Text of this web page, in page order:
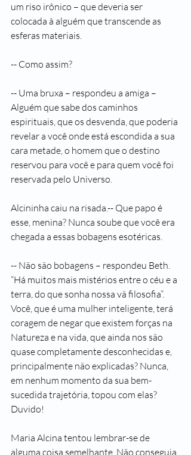
um riso irônico – que deveria ser
colocada à alguém que transcende as
esferas materiais.
-- Como assim?
-- Uma bruxa – respondeu a amiga –
Alguém que sabe dos caminhos
espirituais, que os desvenda, que poderia
revelar a você onde está escondida a sua
cara metade, o homem que o destino
reservou para você e para quem você foi
reservada pelo Universo.
Alcininha caiu na risada.-- Que papo é
esse, menina? Nunca soube que você era
chegada a essas bobagens esotéricas.
-- Não são bobagens – respondeu Beth.
“Há muitos mais mistérios entre o céu e a
terra, do que sonha nossa vã filosofia”.
Você, que é uma mulher inteligente, terá
coragem de negar que existem forças na
Natureza e na vida, que ainda nos são
quase completamente desconhecidas e,
principalmente não explicadas? Nunca,
em nenhum momento da sua bem-
sucedida trajetória, topou com elas?
Duvido!
Maria Alcina tentou lembrar-se de
alguma coisa semelhante. Não conseguia.